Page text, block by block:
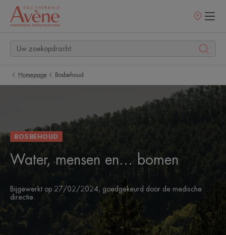
Homepage Bosbehoud
BOSBEHOUD
Water, mensen en... bomen
Bijgewerkt op 27/02/2024, goedgekeurd door de medische
directie